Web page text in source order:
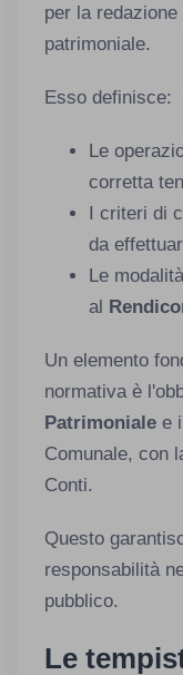
per la
patrimoniale.
Esso definisce:
Le
corretta
I criteri di
da
Le
al
Un elemento
normativa è
Patrimoniale e
Comunale, con
Conti.
Questo
responsabilità
pubblico.
Le